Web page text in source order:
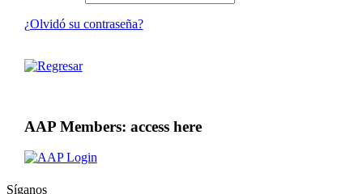
¿Olvidó su contraseña?
AAP Members: access here
Síganos